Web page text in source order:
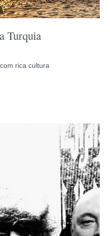
Turquia
rica cultura